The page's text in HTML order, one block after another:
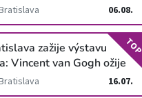
06.08.
zažije výstavu
Vincent van Gogh ožije
imerzívnej šou!16.07.
TOP